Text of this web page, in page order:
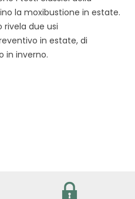
la moxibustione in estate.
due usi
in estate, di
in inverno.